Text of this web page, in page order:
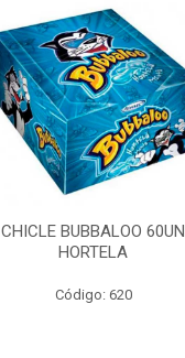
CHICLE BUBBALOO 60UN
HORTELA
Código: 620